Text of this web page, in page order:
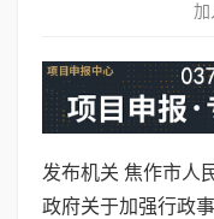
加
发布机关 焦作市人
政府关于加强行政